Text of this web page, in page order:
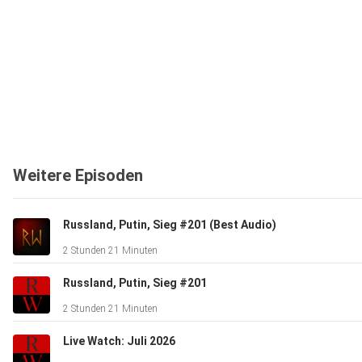
Weitere Episoden
Russland, Putin, Sieg #201 (Best Audio)
2 Stunden 21 Minuten
Russland, Putin, Sieg #201
2 Stunden 21 Minuten
Live Watch: Juli 2026